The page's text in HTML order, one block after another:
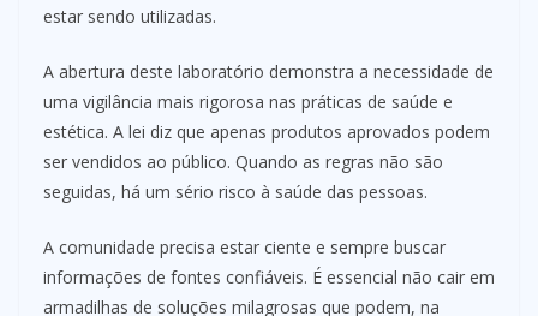
estar sendo utilizadas.
A abertura deste laboratório demonstra a necessidade de
uma vigilância mais rigorosa nas práticas de saúde e
estética. A lei diz que apenas produtos aprovados podem
ser vendidos ao público. Quando as regras não são
seguidas, há um sério risco à saúde das pessoas.
A comunidade precisa estar ciente e sempre buscar
informações de fontes confiáveis. É essencial não cair em
armadilhas de soluções milagrosas que podem, na